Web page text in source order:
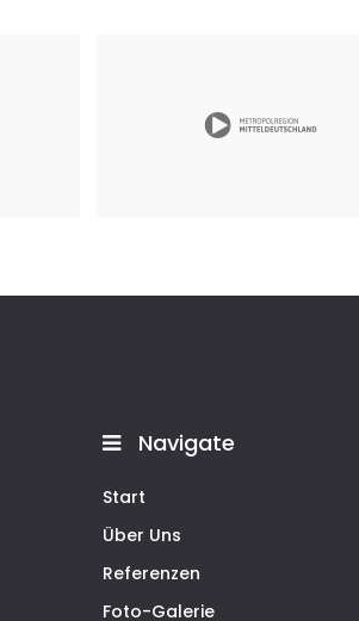
Mai 2023
Navigate
Start
Über Uns
Referenzen
Foto-Galerie